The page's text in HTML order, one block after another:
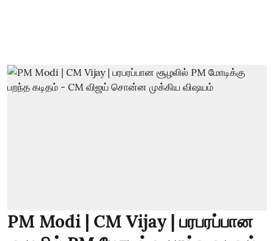
PM Modi | CM Vijay | பரபரப்பான